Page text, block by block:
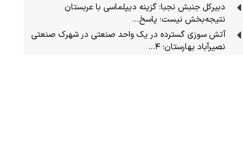
دبیرکل جنبش نجبا: گزینه دیپلماسی با عربستان
نتیجه‌بخش نیست؛ پاسخ…
آتش سوزی گسترده در یک واحد صنعتی در شهرک صنعتی
نصیرآباد بهارستان؛ ۴…